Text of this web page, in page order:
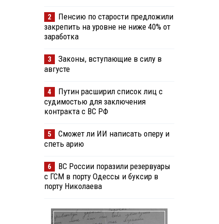
2
Пенсию по старости предложили
закрепить на уровне не ниже 40% от
заработка
3
Законы, вступающие в силу в
августе
4
Путин расширил список лиц с
судимостью для заключения
контракта с ВС РФ
5
Сможет ли ИИ написать оперу и
спеть арию
6
ВС России поразили резервуары
с ГСМ в порту Одессы и буксир в
порту Николаева